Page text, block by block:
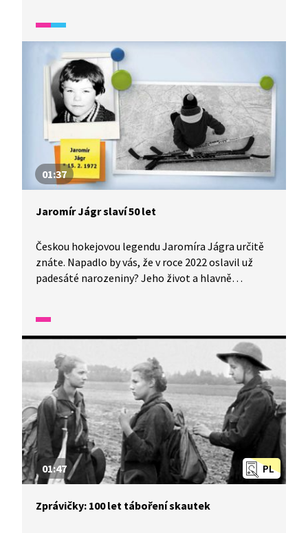
několik televizních obrazovek?
01:37
Jaromír Jágr slaví 50 let
Českou hokejovou legendu Jaromíra Jágra určitě
znáte. Napadlo by vás, že v roce 2022 oslavil už
padesáté narozeniny? Jeho život a hlavně
PL
01:47
Zprávičky: 100 let táboření skautek